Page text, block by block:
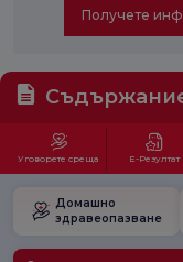
Получете
Уговорете среща Е-Резултат
Домашно
здравеопазване